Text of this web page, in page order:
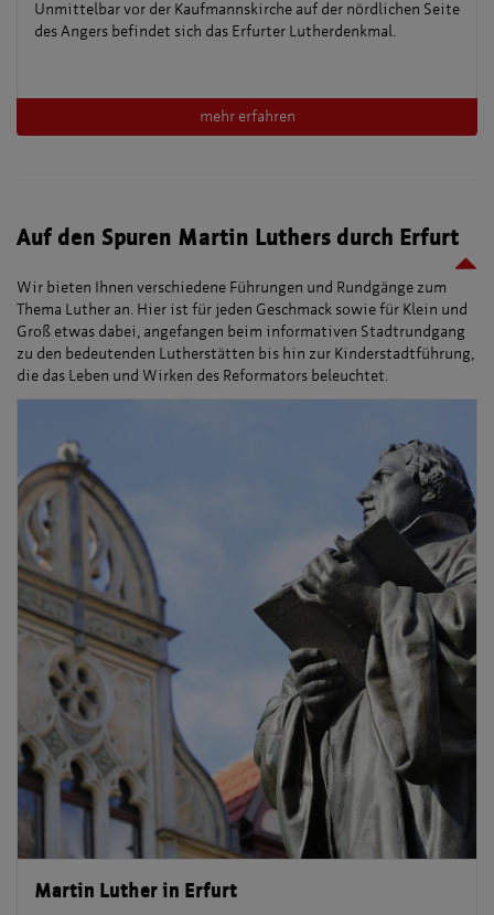
Unmittelbar vor der Kaufmannskirche auf der nördlichen Seite
des Angers befindet sich das Erfurter Lutherdenkmal.
mehr erfahren
Auf den Spuren Martin Luthers durch Erfurt
Wir bieten Ihnen verschiedene Führungen und Rundgänge zum
Thema Luther an. Hier ist für jeden Geschmack sowie für Klein und
Groß etwas dabei, angefangen beim informativen Stadtrundgang
zu den bedeutenden Lutherstätten bis hin zur Kinderstadtführung,
die das Leben und Wirken des Reformators beleuchtet.
Martin Luther in Erfurt